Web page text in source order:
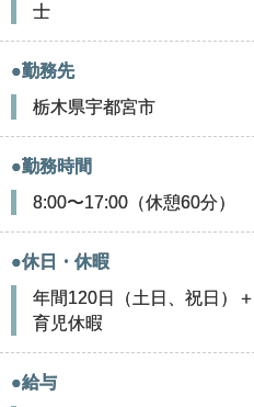
士
●勤務先
栃木県宇都宮市
●勤務時間
8:00〜17:00（休憩60分）
●休日・休暇
年間120日（土日、祝日）
育児休暇
●給与